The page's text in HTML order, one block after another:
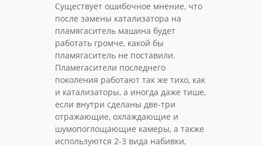
Существует ошибочное мнение, что
после замены катализатора на
пламягаситель машина будет
работать громче, какой бы
пламягаситель не поставили.
Пламегасители последнего
поколения работают так же тихо, как
и катализаторы, а иногда даже тише,
если внутри сделаны две-три
отражающие, охлаждающие и
шумопоглощающие камеры, а также
используются 2-3 вида набивки,